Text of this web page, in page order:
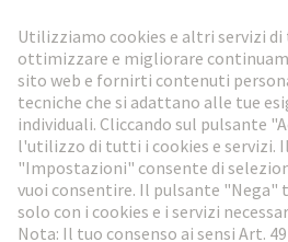
Vai al registrazione
Social Media